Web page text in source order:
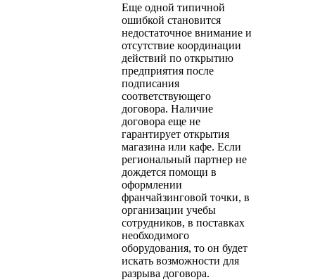
Еще одной типичной
ошибкой становится
недостаточное внимание и
отсутствие координации
действий по открытию
предприятия после
подписания
соответствующего
договора. Наличие
договора еще не
гарантирует открытия
магазина или кафе. Если
региональный партнер не
дождется помощи в
оформлении
франчайзинговой точки, в
организации учебы
сотрудников, в поставках
необходимого
оборудования, то он будет
искать возможности для
разрыва договора.